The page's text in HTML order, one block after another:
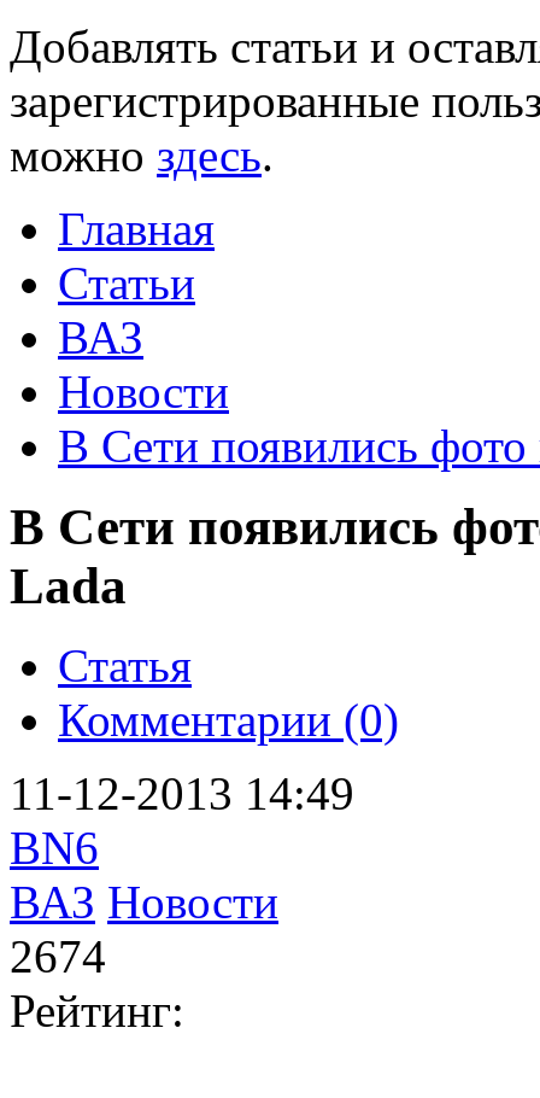
Добавлять статьи и
зарегистрированные
можно здесь.
Главная
Статьи
ВАЗ
Новости
В Сети появились
В Сети появились
Lada
Статья
Комментарии (0)
11-12-2013 14:49
BN6
ВАЗ Новости
2674
Рейтинг: